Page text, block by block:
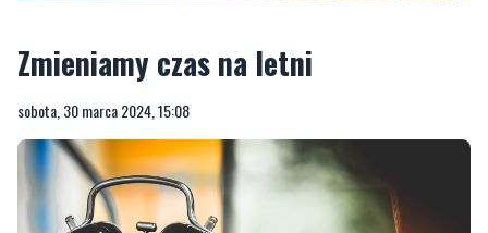
Zmieniamy czas na letni
sobota, 30 marca 2024, 15:08